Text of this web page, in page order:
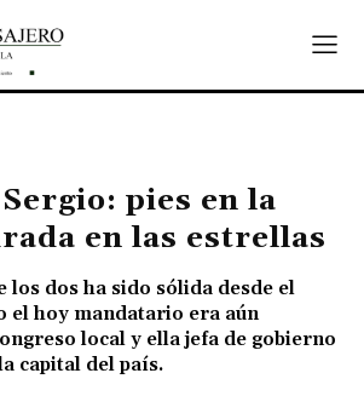
pies en la
en las estrellas
los dos ha sido sólida desde el
el hoy mandatario era aún
local y ella jefa de gobierno
capital del país.